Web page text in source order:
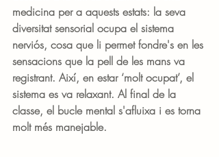
medicina per a aquests estats: la seva
diversitat sensorial ocupa el sistema
nerviós, cosa que li permet fondre's en les
sensacions que la pell de les mans va
registrant. Així, en estar ‘molt ocupat’, el
sistema es va relaxant. Al final de la
classe, el bucle mental s'afluixa i es torna
molt més manejable.